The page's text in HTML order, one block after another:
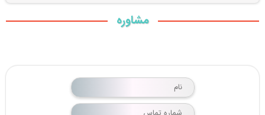
مشاوره